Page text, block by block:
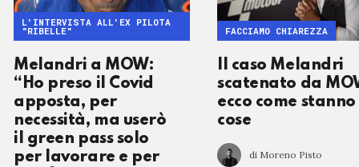
Melandri a MOW:
“Ho preso il Covid
apposta, per
necessità, ma userò
il green pass solo
per lavorare e per
L'INTERVISTA ALL'EX PILOTA
"RIBELLE"
Il caso Melandri
scatenato da
ecco come stanno
cose
di Moreno Pisto
FACCIAMO CHIAREZZA